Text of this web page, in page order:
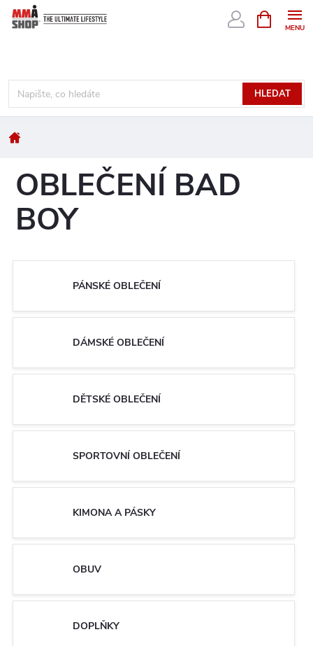
Přejít
HLEDAT
NÁKUPNÍ
KOŠÍK
Domů
OBLEČENÍ BAD
BOY
PÁNSKÉ OBLEČENÍ
DÁMSKÉ OBLEČENÍ
DĚTSKÉ OBLEČENÍ
SPORTOVNÍ OBLEČENÍ
KIMONA A PÁSKY
OBUV
DOPLŇKY